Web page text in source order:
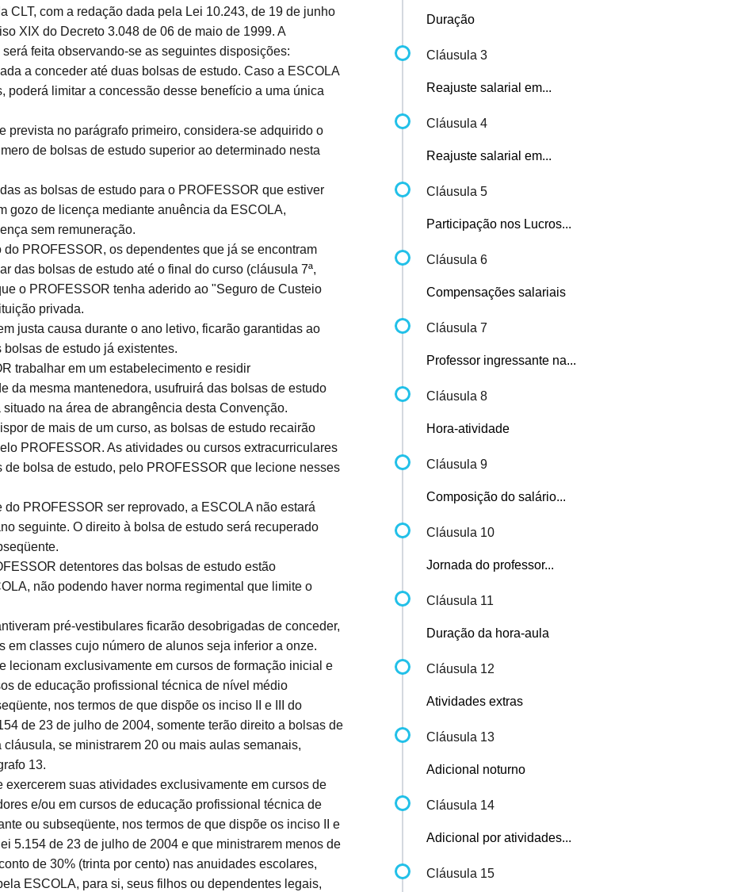
CLT, com a redação dada pela Lei 10.243, de 19 de junho
XIX do Decreto 3.048 de 06 de maio de 1999. A
feita observando-se as seguintes disposições:
a conceder até duas bolsas de estudo. Caso a ESCOLA
poderá limitar a concessão desse benefício a uma única
prevista no parágrafo primeiro, considera-se adquirido o
de bolsas de estudo superior ao determinado nesta
as bolsas de estudo para o PROFESSOR que estiver
gozo de licença mediante anuência da ESCOLA,
sem remuneração.
PROFESSOR, os dependentes que já se encontram
das bolsas de estudo até o final do curso (cláusula 7ª,
o PROFESSOR tenha aderido ao "Seguro de Custeio
privada.
justa causa durante o ano letivo, ficarão garantidas ao
de estudo já existentes.
trabalhar em um estabelecimento e residir
da mesma mantenedora, usufruirá das bolsas de estudo
na área de abrangência desta Convenção.
de mais de um curso, as bolsas de estudo recairão
PROFESSOR. As atividades ou cursos extracurriculares
bolsa de estudo, pelo PROFESSOR que lecione nesses
PROFESSOR ser reprovado, a ESCOLA não estará
seguinte. O direito à bolsa de estudo será recuperado
detentores das bolsas de estudo estão
não podendo haver norma regimental que limite o
pré-vestibulares ficarão desobrigadas de conceder,
em classes cujo número de alunos seja inferior a onze.
lecionam exclusivamente em cursos de formação inicial e
de educação profissional técnica de nível médio
nos termos de que dispõe os inciso II e III do
de 23 de julho de 2004, somente terão direito a bolsas de
se ministrarem 20 ou mais aulas semanais,
13.
suas atividades exclusivamente em cursos de
e/ou em cursos de educação profissional técnica de
ou subseqüente, nos termos de que dispõe os inciso II e
5.154 de 23 de julho de 2004 e que ministrarem menos de
de 30% (trinta por cento) nas anuidades escolares,
ESCOLA, para si, seus filhos ou dependentes legais,
Duração
Cláusula 3
Reajuste salarial em...
Cláusula 4
Reajuste salarial em...
Cláusula 5
Participação nos Lucros...
Cláusula 6
Compensações salariais
Cláusula 7
Professor ingressante na...
Cláusula 8
Hora-atividade
Cláusula 9
Composição do salário...
Cláusula 10
Jornada do professor...
Cláusula 11
Duração da hora-aula
Cláusula 12
Atividades extras
Cláusula 13
Adicional noturno
Cláusula 14
Adicional por atividades...
Cláusula 15